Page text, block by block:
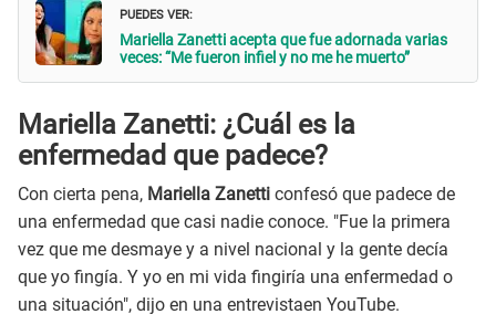
PUEDES VER:
Mariella Zanetti acepta que fue adornada varias
veces: “Me fueron infiel y no me he muerto”
Mariella Zanetti: ¿Cuál es la
enfermedad que padece?
Con cierta pena, Mariella Zanetti confesó que padece de
una enfermedad que casi nadie conoce. "Fue la primera
vez que me desmaye y a nivel nacional y la gente decía
que yo fingía. Y yo en mi vida fingiría una enfermedad o
una situación", dijo en una entrevistaen YouTube.